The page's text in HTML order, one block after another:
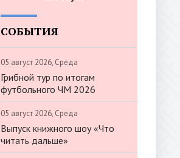
СОБЫТИЯ
05 август 2026, Среда
Грибной тур по итогам
футбольного ЧМ 2026
05 август 2026, Среда
Выпуск книжного шоу «Что
читать дальше»